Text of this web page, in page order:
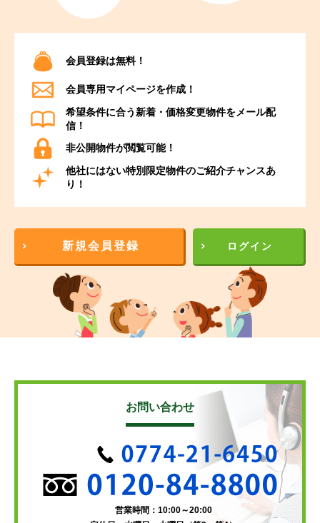
会員登録は無料！
会員専用マイページを作成！
希望条件に合う新着・価格変更物件をメール配
信！
非公開物件が閲覧可能！
他社にはない特別限定物件のご紹介チャンスあ
り！
新規会員登録 ログイン
お問い合わせ
営業時間：10:00～20:00